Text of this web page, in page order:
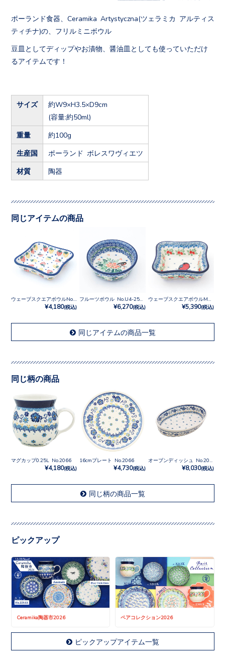
ポーランド食器、Ceramika Artystyczna(ツェラミカ アルティス
ティチナ)の、フリルミニボウル
豆皿としてディップやお漬物、醤油皿としても使っていただけ
るアイテムです！
サイズ
約W9×H3.5×D9cm
(容量:約50ml)
重量 約100g
生産国 ポーランド ボレスワヴィエツ
材質 陶器
同じアイテムの商品
¥4,180(税込) ¥6,270(税込) ¥5,390(税込)
同じアイテムの商品一覧
同じ柄の商品
マグカップ0.25L No.2066
¥4,180(税込)
16cmプレート No.2066
¥4,730(税込) ¥8,030(税込)
同じ柄の商品一覧
ピックアップ
Ceramika陶器市2026 ペアコレクション2026
ピックアップアイテム一覧